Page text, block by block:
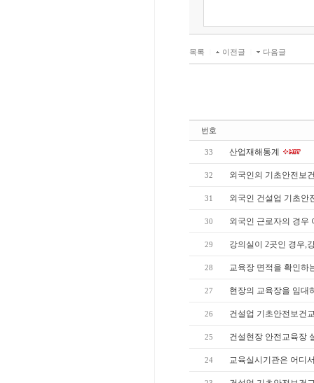
목록 이전글 다음글
번호
33 산업재해통계
32 외국인의 기초안전보
31 외국인 건설업 기초안
30 외국인 근로자의 경우
29 강의실이 2곳인 경우,
28 교육장 면적을 확인하
27 현장의 교육장을 임대
26 건설업 기초안전보건
25 건설현장 안전교육장
24 교육실시기관은 어디